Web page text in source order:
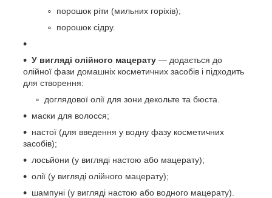
порошок ріти (мильних горіхів);
порошок сідру.
У вигляді олійного мацерату — додається до
олійної фази домашніх косметичних засобів і підходить
для створення:
доглядової олії для зони декольте та бюста.
маски для волосся;
настої (для введення у водну фазу косметичних
засобів);
лосьйони (у вигляді настою або мацерату);
олії (у вигляді олійного мацерату);
шампуні (у вигляді настою або водного мацерату).